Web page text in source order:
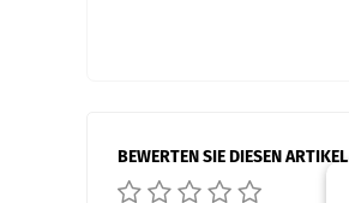
BEWERTEN SIE DIESEN ARTIKEL